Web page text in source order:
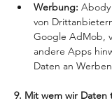
Werbung:
von
Google AdMob,
andere Apps
Daten an
9. Mit wem wir Daten